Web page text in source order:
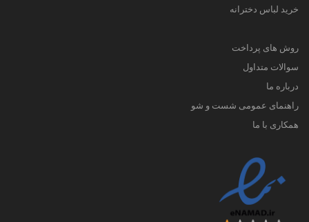
خرید لباس دخترانه
روش های پرداخت
سوالات متداول
درباره ما
راهنمای عمومی شست و شو
همکاری با ما